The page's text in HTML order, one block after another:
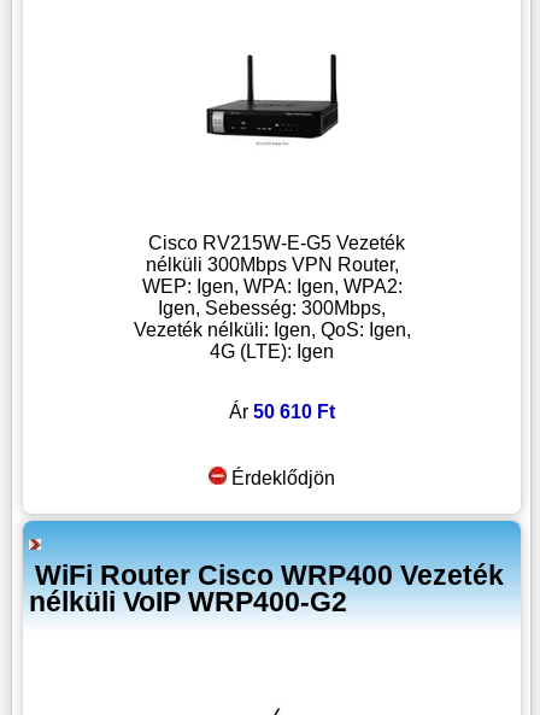
Cisco RV215W-E-G5 Vezeték
nélküli 300Mbps VPN Router,
WEP: Igen, WPA: Igen, WPA2:
Igen, Sebesség: 300Mbps,
Vezeték nélküli: Igen, QoS: Igen,
4G (LTE): Igen
Ár50 610 Ft
Érdeklődjön
WiFi Router Cisco WRP400 Vezeték
nélküli VoIP WRP400-G2